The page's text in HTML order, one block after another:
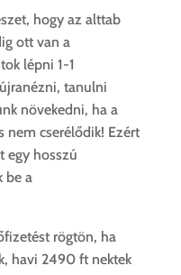
hogy az alttab
ott van a
lépni 1-1
tanulni
növekedni, ha a
nem cserélődik! Ezért
egy hosszú
be a
rögtön, ha
havi 2490 ft nektek